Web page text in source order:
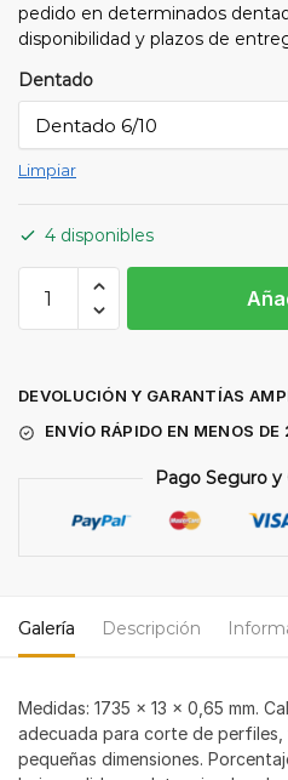
pedido en determinados
disponibilidad y plazos de
Dentado
Limpiar
4 disponibles
sierra
1735
x
DEVOLUCIÓN Y GARANTÍAS
ENVÍO RÁPIDO EN MENOS DE
Pago Seguro y
Galería Descripción
Medidas: 1735 x 13 x 0,65 mm.
adecuada para corte de
pequeñas dimensiones.